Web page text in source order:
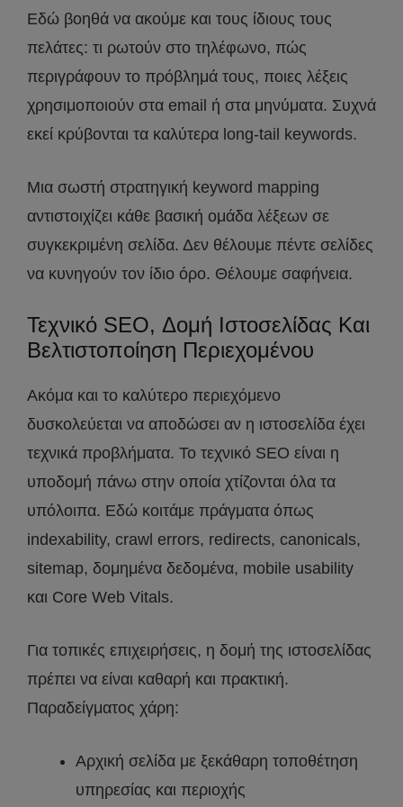
Εδώ βοηθά να ακούμε και τους ίδιους τους
πελάτες: τι ρωτούν στο τηλέφωνο, πώς
περιγράφουν το πρόβλημά τους, ποιες λέξεις
χρησιμοποιούν στα email ή στα μηνύματα. Συχνά
εκεί κρύβονται τα καλύτερα long-tail keywords.
Μια σωστή στρατηγική keyword mapping
αντιστοιχίζει κάθε βασική ομάδα λέξεων σε
συγκεκριμένη σελίδα. Δεν θέλουμε πέντε σελίδες
να κυνηγούν τον ίδιο όρο. Θέλουμε σαφήνεια.
Τεχνικό SEO, Δομή Ιστοσελίδας Και
Βελτιστοποίηση Περιεχομένου
Ακόμα και το καλύτερο περιεχόμενο
δυσκολεύεται να αποδώσει αν η ιστοσελίδα έχει
τεχνικά προβλήματα. Το τεχνικό SEO είναι η
υποδομή πάνω στην οποία χτίζονται όλα τα
υπόλοιπα. Εδώ κοιτάμε πράγματα όπως
indexability, crawl errors, redirects, canonicals,
sitemap, δομημένα δεδομένα, mobile usability
και Core Web Vitals.
Για τοπικές επιχειρήσεις, η δομή της ιστοσελίδας
πρέπει να είναι καθαρή και πρακτική.
Παραδείγματος χάρη:
Αρχική σελίδα με ξεκάθαρη τοποθέτηση
υπηρεσίας και περιοχής